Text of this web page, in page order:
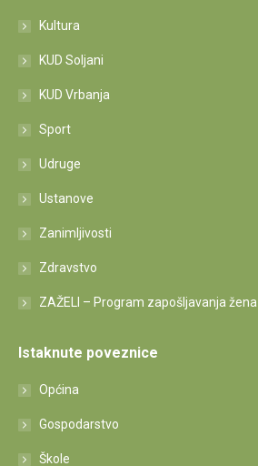
Kultura
KUD Soljani
KUD Vrbanja
Sport
Udruge
Ustanove
Zanimljivosti
Zdravstvo
ZAŽELI – Program zapošljavanja žena
Istaknute poveznice
Općina
Gospodarstvo
Škole